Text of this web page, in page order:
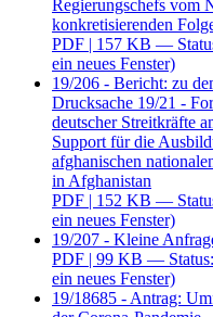
Regierungschefs vom
konkretisierenden
PDF | 157 KB —
ein neues Fenster)
19/206 - Bericht: zu
Drucksache 19/21 -
deutscher Streitkräfte
Support für die
afghanischen
in Afghanistan
PDF | 152 KB —
ein neues Fenster)
19/207 - Kleine
PDF | 99 KB —
ein neues Fenster)
19/18685 - Antrag: